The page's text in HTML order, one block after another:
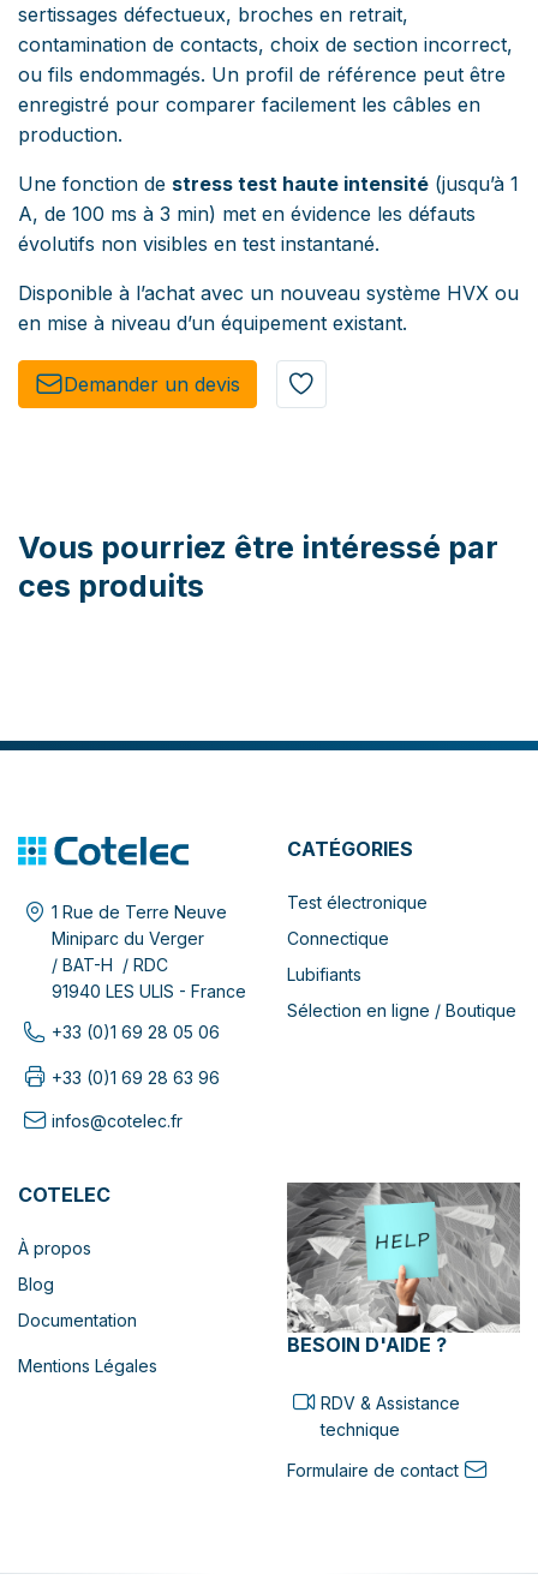
sertissages défectueux, broches en retrait,
contamination de contacts, choix de section incorrect,
ou fils endommagés. Un profil de référence peut être
enregistré pour comparer facilement les câbles en
production.
Une fonction de stress test haute intensité (jusqu’à 1
A, de 100 ms à 3 min) met en évidence les défauts
évolutifs non visibles en test instantané.
Disponible à l’achat avec un nouveau système HVX ou
en mise à niveau d’un équipement existant.
Demander un de​​vis​​
Vous pourriez être intéressé par
ces produits
1 Rue de Terre Neuve
Miniparc du Verger
/ BAT-H / RDC
91940 LES ULIS - France
+33 (0)1 69 28 05 06
+33 (0)1 69 28 63 96
infos@cotelec.fr
CATÉGORIES
Test électronique
Connectique
Lubifiants
Sélection en ligne / Boutique
COTELEC
À propos
Blog
Documentation
Mentions Légales
BESOIN D'AIDE ?
RDV & Assistance
technique
Formulaire de contact